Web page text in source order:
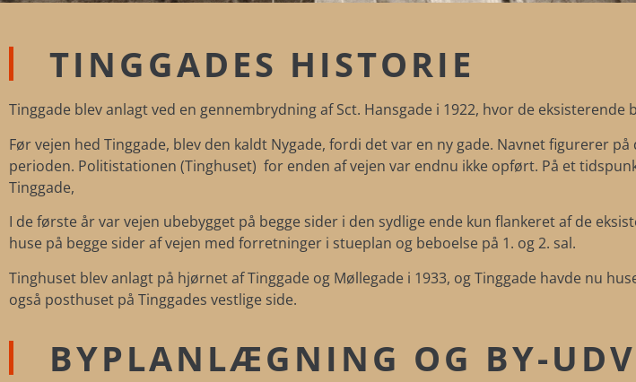
TINGGADES HISTORIE
Tinggade blev anlagt ved en gennembrydning af Sct. Hansgade i 1922, hvor de eksisterende
Før vejen hed Tinggade, blev den kaldt Nygade, fordi det var en ny gade. Navnet figurerer
perioden. Politistationen (Tinghuset) for enden af vejen var endnu ikke opført. På et
Tinggade,
I de første år var vejen ubebygget på begge sider i den sydlige ende kun flankeret af de
huse på begge sider af vejen med forretninger i stueplan og beboelse på 1. og 2. sal.
Tinghuset blev anlagt på hjørnet af Tinggade og Møllegade i 1933, og Tinggade havde nu
også posthuset på Tinggades vestlige side.
BYPLANLÆGNING OG BY-